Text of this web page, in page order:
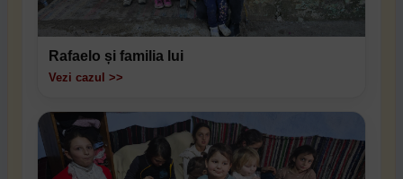
Rafaelo și familia lui
Vezi cazul >>